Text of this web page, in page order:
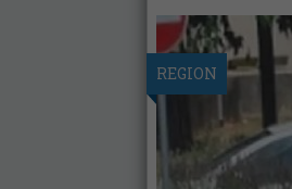
REGION